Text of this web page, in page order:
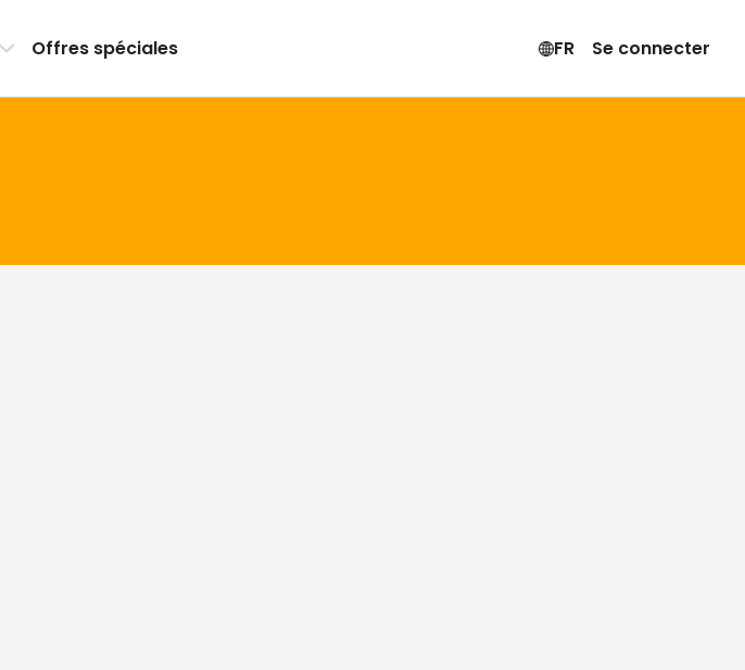
Offres spéciales FR Se connecter